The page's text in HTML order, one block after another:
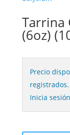
Tarrina
(6oz)
Precio
registrados.
Inicia